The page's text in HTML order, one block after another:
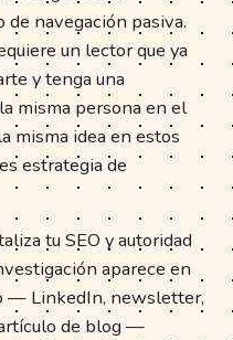
de navegación pasiva.
un lector que ya
y tenga una
misma persona en el
misma idea en estos
estrategia de
tu SEO y autoridad
aparece en
— LinkedIn, newsletter,
de blog —